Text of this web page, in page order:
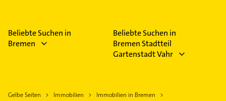
Beliebte Suchen in
Bremen
Beliebte Suchen in
Bremen Stadtteil
Gartenstadt Vahr
Gelbe Seiten Immobilien
Immobilien in Bremen